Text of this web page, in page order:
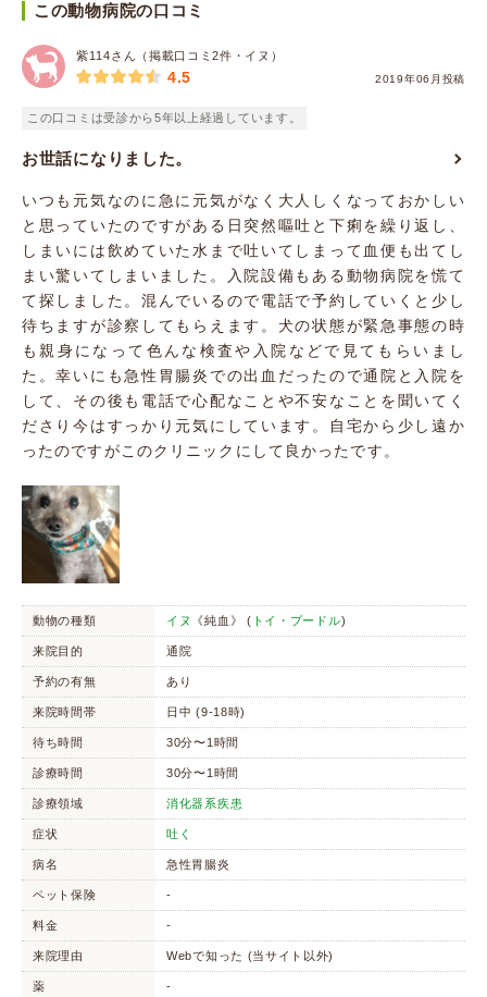
この動物病院の口コミ
紫114さん（掲載口コミ2件・イヌ）
2019年06月投稿
4.5
この口コミは受診から5年以上経過しています。
お世話になりました。
いつも元気なのに急に元気がなく大人しくなっておかしい
と思っていたのですがある日突然嘔吐と下痢を繰り返し、
しまいには飲めていた水まで吐いてしまって血便も出てし
まい驚いてしまいました。入院設備もある動物病院を慌て
て探しました。混んでいるので電話で予約していくと少し
待ちますが診察してもらえます。犬の状態が緊急事態の時
も親身になって色んな検査や入院などで見てもらいまし
た。幸いにも急性胃腸炎での出血だったので通院と入院を
して、その後も電話で心配なことや不安なことを聞いてく
ださり今はすっかり元気にしています。自宅から少し遠か
ったのですがこのクリニックにして良かったです。
動物の種類 イヌ 《純血》 ( トイ・プードル)
来院目的 通院
予約の有無 あり
来院時間帯 日中 (9-18時)
待ち時間 30分〜1時間
診療時間 30分〜1時間
診療領域 消化器系疾患
症状 吐く
病名 急性胃腸炎
ペット保険 -
料金 -
来院理由 Webで知った (当サイト以外)
薬 -